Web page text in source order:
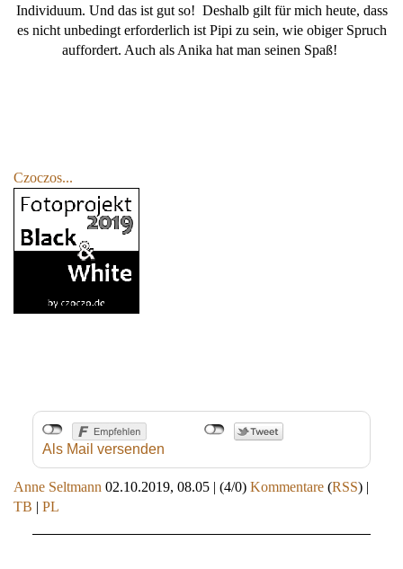
Individuum. Und das ist gut so! Deshalb gilt für mich heute, dass
es nicht unbedingt erforderlich ist Pipi zu sein, wie obiger Spruch
auffordert. Auch als Anika hat man seinen Spaß!
Czoczos...
Als Mail versenden
Anne Seltmann 02.10.2019, 08.05 (4/0) Kommentare (RSS) |
TB
PL